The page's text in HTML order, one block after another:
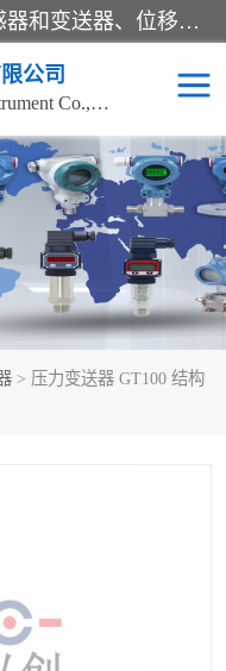
是集开发、生产和经营压力传感器和变送器、位移传感器和变送器、流量传感器和变送器、称重传感器和变送器、测力传感器和变送器、温湿度传感器和变送器、扭矩传感器、智能数显控制仪表等产品的化高新技术企业。
公司
Xi'an shenghongchuang Instrument Co., Ltd
> 压力变送器 GT100 结构
波流量计
用型压力变送器
量计
压变送器